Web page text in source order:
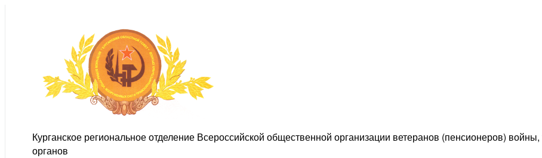
Курганское региональное отделение Всероссийской общественной организации ветеранов (пенсионеров)
органов